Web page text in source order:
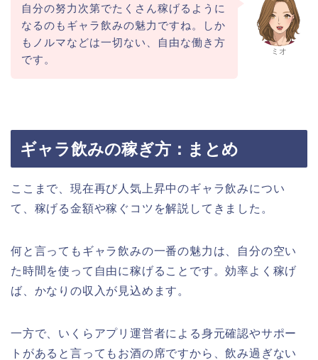
ミオ
自分の努力次第でたくさん稼げるように
なるのもギャラ飲みの魅力ですね。しか
もノルマなどは一切ない、自由な働き方
です。
ギャラ飲みの稼ぎ方：まとめ
ここまで、現在再び人気上昇中のギャラ飲みについ
て、稼げる金額や稼ぐコツを解説してきました。
何と言ってもギャラ飲みの一番の魅力は、自分の空い
た時間を使って自由に稼げることです。効率よく稼げ
ば、かなりの収入が見込めます。
一方で、いくらアプリ運営者による身元確認やサポー
トがあると言ってもお酒の席ですから、飲み過ぎない